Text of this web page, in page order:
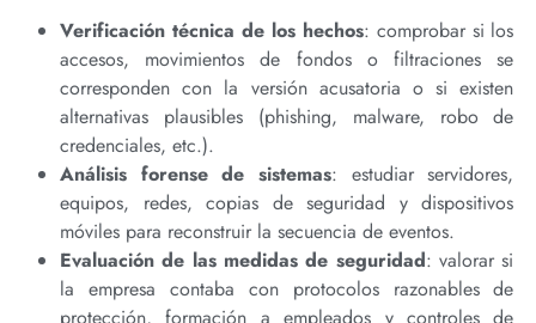
Verificación técnica de los hechos: comprobar si los
accesos, movimientos de fondos o filtraciones se
corresponden con la versión acusatoria o si existen
alternativas plausibles (phishing, malware, robo de
credenciales, etc.).
Análisis forense de sistemas: estudiar servidores,
equipos, redes, copias de seguridad y dispositivos
móviles para reconstruir la secuencia de eventos.
Evaluación de las medidas de seguridad: valorar si
la empresa contaba con protocolos razonables de